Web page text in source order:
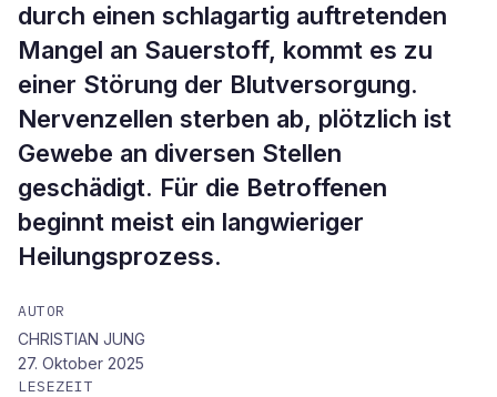
durch einen schlagartig auftretenden
Mangel an Sauerstoff, kommt es zu
einer Störung der Blutversorgung.
Nervenzellen sterben ab, plötzlich ist
Gewebe an diversen Stellen
geschädigt. Für die Betroffenen
beginnt meist ein langwieriger
Heilungsprozess.
AUTOR
CHRISTIAN JUNG
27. Oktober 2025
LESEZEIT